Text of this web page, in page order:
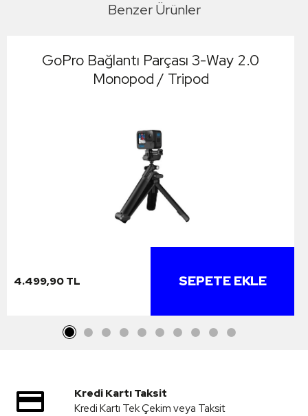
Benzer Ürünler
GoPro Bağlantı Parçası 3-Way 2.0
Monopod / Tripod
4.499,90 TL SEPETE EKLE
Kredi Kartı Taksit
Kredi Kartı Tek Çekim veya Taksit